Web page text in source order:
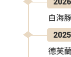
2026
白海
2025
德芙